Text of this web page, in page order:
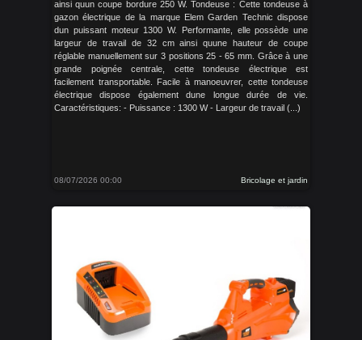
ainsi quun coupe bordure 250 W. Tondeuse : Cette tondeuse à
gazon électrique de la marque Elem Garden Technic dispose
dun puissant moteur 1300 W. Performante, elle possède une
largeur de travail de 32 cm ainsi quune hauteur de coupe
réglable manuellement sur 3 positions 25 - 65 mm. Grâce à une
grande poignée centrale, cette tondeuse électrique est
facilement transportable. Facile à manoeuvrer, cette tondeuse
électrique dispose également dune longue durée de vie.
Caractéristiques: - Puissance : 1300 W - Largeur de travail (...)
08/07/2026 00:00 Bricolage et jardin